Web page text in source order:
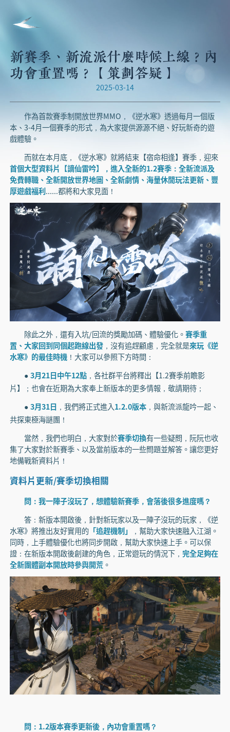
新賽季、新流派什麼時候上線？內
功會重置嗎？【策劃答疑】
2025-03-14
作為首款賽季制開放世界MMO，《逆水寒》透過每月一個版
本、3-4月一個賽季的形式，為大家提供源源不絕、好玩新奇的遊
戲體驗。
而就在本月底，《逆水寒》就將結束【宿命相逢】賽季，迎來
首個大型資料片【謫仙雷吟】，進入全新的1.2賽季：全新流派及
免費轉職、全新開放世界地圖、全新劇情、海量休閒玩法更新、豐
厚遊戲福利......都將和大家見面！
除此之外，還有入坑/回流的獎勵加碼、體驗優化。賽季重
置、大家回到同個起跑線出發，沒有追趕顧慮，完全就是來玩《逆
水寒》的最佳時機！大家可以參照下方時間：
● 3月21日中午12點，各社群平台將釋出【1.2賽季前瞻影
片】；也會在近期為大家奉上新版本的更多情報，敬請期待；
● 3月31日 ，我們將正式進入1.2.0版本，與新流派龍吟一起、
共探東極海謎團！
當然，我們也明白，大家對於賽季切換有一些疑問，阮阮也收
集了大家對於新賽季、以及當前版本的一些問題並解答。讓您更好
地備戰新資料片！
資料片更新/賽季切換相關
問：我一陣子沒玩了，想體驗新賽季，會落後很多進度嗎？
答：新版本開啟後，針對新玩家以及一陣子沒玩的玩家，《逆
水寒》將推出友好實用的「追趕機制」
，幫助大家快速融入江湖。
同時，上手體驗優化也將同步開啟，幫助大家快速上手。可以保
證：在新版本開啟後創建的角色，正常遊玩的情況下， 完全足夠在
全新團體副本開放時參與開荒。
問：1.2版本賽季更新後，內功會重置嗎？